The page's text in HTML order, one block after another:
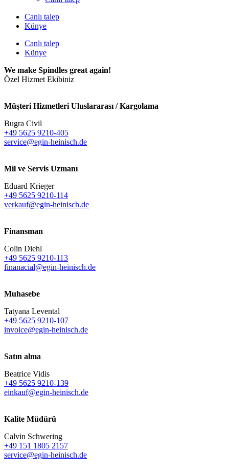
Canlı talep
Künye
Canlı talep
Künye
We make Spindles great again!
Özel Hizmet Ekibiniz
Müşteri Hizmetleri Uluslararası / Kargolama
Bugra Civil
+49 5625 9210-405
service@egin-heinisch.de
Mil ve Servis Uzmanı
Eduard Krieger
+49 5625 9210-114
verkauf@egin-heinisch.de
Finansman
Colin Diehl
+49 5625 9210-113
finanacial@egin-heinisch.de
Muhasebe
Tatyana Levental
+49 5625 9210-107
invoice@egin-heinisch.de
Satın alma
Beatrice Vidis
+49 5625 9210-139
einkauf@egin-heinisch.de
Kalite Müdürü
Calvin Schwering
+49 151 1805 2157
service@egin-heinisch.de